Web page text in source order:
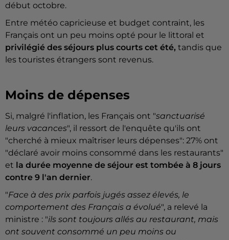
début octobre.
Entre météo capricieuse et budget contraint, les
Français ont un peu moins opté pour le littoral et
privilégié des séjours plus courts cet été, tandis que
les touristes étrangers sont revenus.
Moins de dépenses
Si, malgré l'inflation, les Français ont "sanctuarisé
leurs vacances", il ressort de l'enquête qu'ils ont
"cherché à mieux maîtriser leurs dépenses": 27% ont
"déclaré avoir moins consommé dans les restaurants"
et la durée moyenne de séjour est tombée à 8 jours
contre 9 l'an dernier.
"Face à des prix parfois jugés assez élevés, le
comportement des Français a évolué", a relevé la
ministre : "ils sont toujours allés au restaurant, mais
ont souvent consommé un peu moins ou